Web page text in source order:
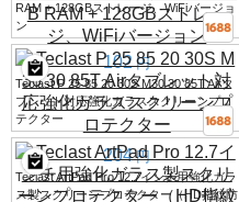
RAM + 128GBストレージ、WiFiバージョ
ン
102 円
Teclast P 25 85 20 30S M30 30 85T Airタ
ブレット対応強化ガラススクリーンプロ
テクター
204 円
Teclast ArtPad Pro 12.7インチ用強化ガラ
ス製スクリーンプロテクター（HD指紋防